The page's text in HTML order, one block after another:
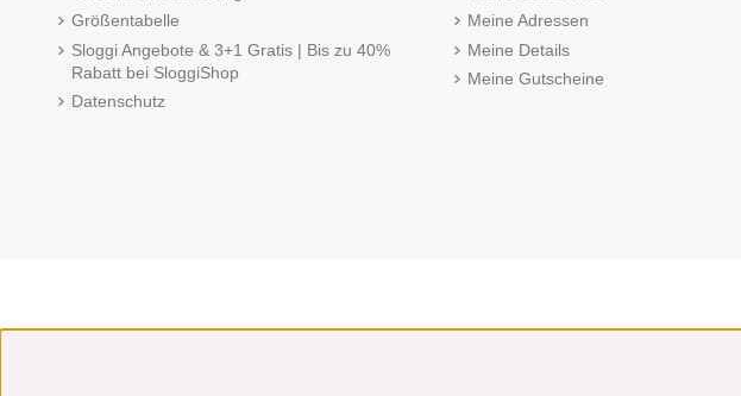
Größentabelle
Sloggi Angebote & 3+1 Gratis | Bis zu 40%
Rabatt bei SloggiShop
Datenschutz
Meine Adressen
Meine Details
Meine Gutscheine